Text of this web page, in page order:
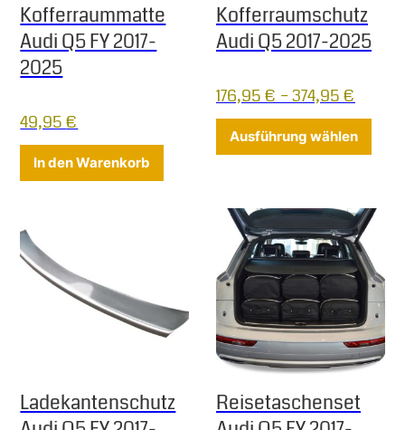
Kofferraummatte
Audi Q5 FY 2017-
2025
49,95€
In den Warenkorb
Kofferraumschutz
Audi Q5 2017-2025
176,95€ –374,95€
Ausführung wählen
Ladekantenschutz
Reisetaschenset